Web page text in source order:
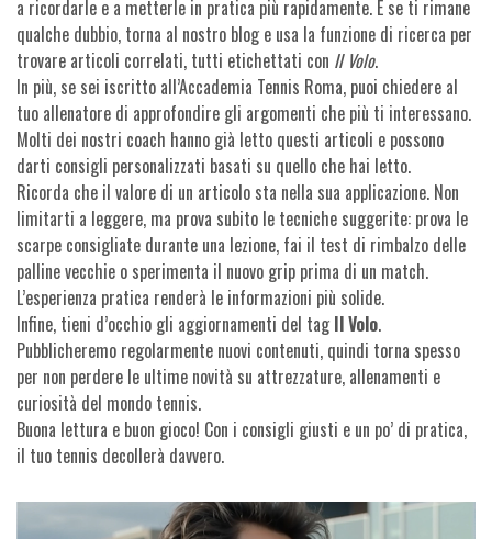
a ricordarle e a metterle in pratica più rapidamente. E se ti rimane
qualche dubbio, torna al nostro blog e usa la funzione di ricerca per
trovare articoli correlati, tutti etichettati con Il Volo.
In più, se sei iscritto all’Accademia Tennis Roma, puoi chiedere al
tuo allenatore di approfondire gli argomenti che più ti interessano.
Molti dei nostri coach hanno già letto questi articoli e possono
darti consigli personalizzati basati su quello che hai letto.
Ricorda che il valore di un articolo sta nella sua applicazione. Non
limitarti a leggere, ma prova subito le tecniche suggerite: prova le
scarpe consigliate durante una lezione, fai il test di rimbalzo delle
palline vecchie o sperimenta il nuovo grip prima di un match.
L’esperienza pratica renderà le informazioni più solide.
Infine, tieni d’occhio gli aggiornamenti del tagIl Volo.
Pubblicheremo regolarmente nuovi contenuti, quindi torna spesso
per non perdere le ultime novità su attrezzature, allenamenti e
curiosità del mondo tennis.
Buona lettura e buon gioco! Con i consigli giusti e un po’ di pratica,
il tuo tennis decollerà davvero.